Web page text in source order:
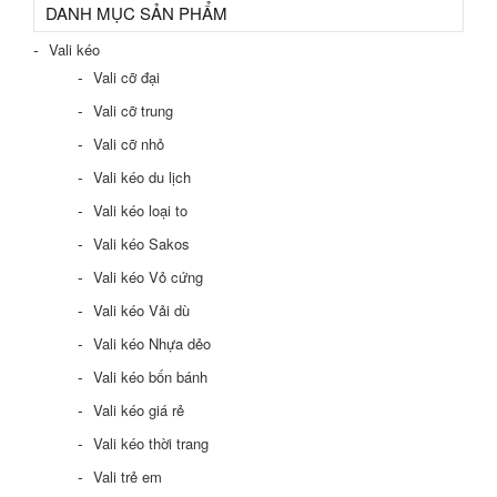
DANH MỤC SẢN PHẨM
Vali kéo
Vali cỡ đại
Vali cỡ trung
Vali cỡ nhỏ
Vali kéo du lịch
Vali kéo loại to
Vali kéo Sakos
Vali kéo Vỏ cứng
Vali kéo Vải dù
Vali kéo Nhựa dẻo
Vali kéo bốn bánh
Vali kéo giá rẻ
Vali kéo thời trang
Vali trẻ em